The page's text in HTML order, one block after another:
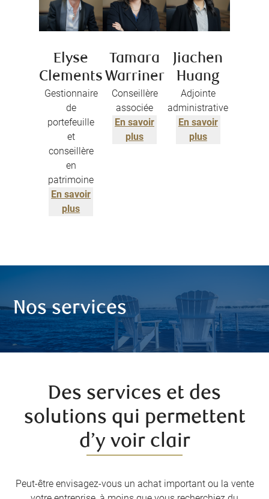
Elyse
Clements
Gestionnaire
de
portefeuille
et
conseillère
en
patrimoine
En savoir
plus
Tamara
Warriner
Conseillère
associée
En savoir
plus
Jiachen
Huang
Adjointe
administrative
En savoir
plus
Nos services
Des services et des
solutions qui permettent
d’y voir clair
Peut-être envisagez-vous un achat important ou la vente